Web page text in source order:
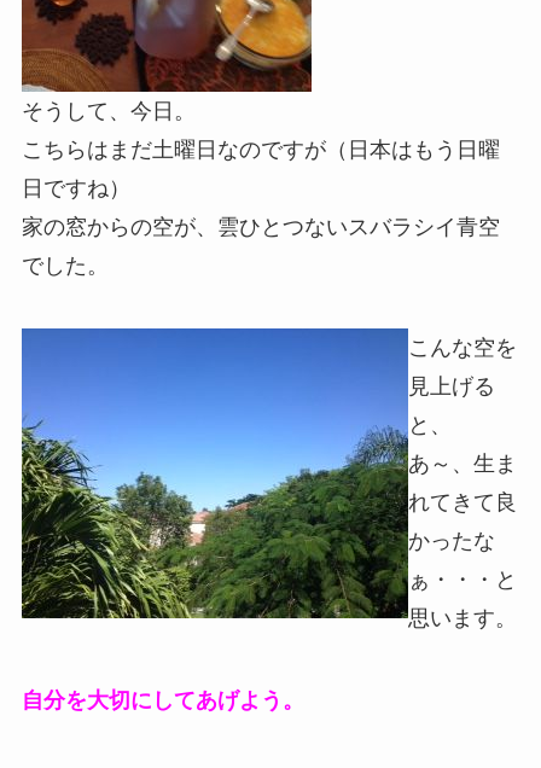
そうして、今日。
こちらはまだ土曜日なのですが（日本はもう日曜
日ですね）
家の窓からの空が、雲ひとつないスバラシイ青空
でした。
こんな空を
見上げる
と、
あ～、生ま
れてきて良
かったな
ぁ・・・と
思います。
自分を大切にしてあげよう。